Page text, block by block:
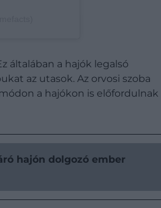
általában a hajók legalsó
az utasok. Az orvosi szoba
a hajókon is előfordulnak
hajón dolgozó ember